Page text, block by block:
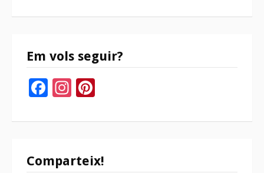
Em vols seguir?
Facebook
Instagram
Comparteix!